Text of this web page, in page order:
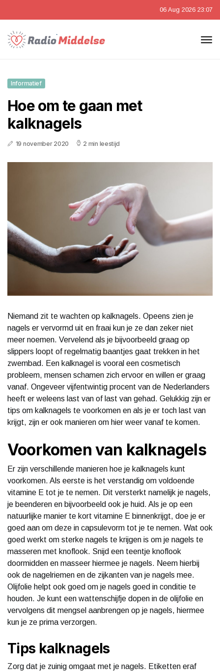
06 Aug 2026 23:07
Informatief
Hoe om te gaan met
kalknagels
19 november 2020 2 min leestijd
Niemand zit te wachten op kalknagels. Opeens zien je
nagels er vervormd uit en fraai kun je ze dan zeker niet
meer noemen. Vervelend als je bijvoorbeeld graag op
slippers loopt of regelmatig baantjes gaat trekken in het
zwembad. Een kalknagel is vooral een cosmetisch
probleem, mensen schamen zich ervoor en willen er graag
vanaf. Ongeveer vijfentwintig procent van de Nederlanders
heeft er weleens last van of last van gehad. Gelukkig zijn er
tips om kalknagels te voorkomen en als je er toch last van
krijgt, zijn er ook manieren om hier weer vanaf te komen.
Voorkomen van kalknagels
Er zijn verschillende manieren hoe je kalknagels kunt
voorkomen. Als eerste is het verstandig om voldoende
vitamine E tot je te nemen. Dit versterkt namelijk je nagels,
je beenderen en bijvoorbeeld ook je huid. Als je op een
natuurlijke manier te kort vitamine E binnenkrijgt, doe je er
goed aan om deze in capsulevorm tot je te nemen. Wat ook
goed werkt om sterke nagels te krijgen is om je nagels te
masseren met knoflook. Snijd een teentje knoflook
doormidden en masseer hiermee je nagels. Neem hierbij
ook de nagelriemen en de zijkanten van je nagels mee.
Olijfolie helpt ook goed om je nagels goed in conditie te
houden. Je kunt een wattenschijfje dopen in de olijfolie en
vervolgens dit mengsel aanbrengen op je nagels, hiermee
kun je ze prima verzorgen.
Tips kalknagels
Zorg dat je zuinig omgaat met je nagels. Etiketten eraf